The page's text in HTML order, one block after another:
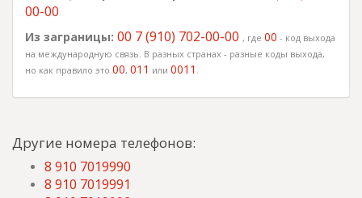
00-00
Из заграницы: 00 7 (910) 702-00-00 , где 00 - код выхода
на международную связь. В разных странах - разные коды выхода,
но как правило это 00, 011 или 0011 .
Другие номера телефонов:
8 910 7019990
8 910 7019991